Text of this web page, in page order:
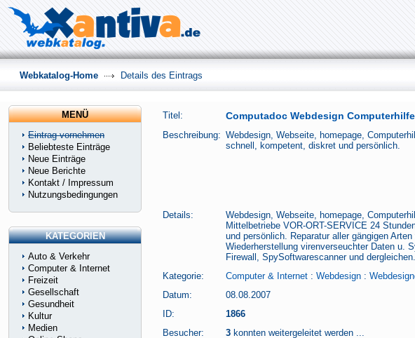
Titel: Computadoc Webdesign Computerhilfe
Beschreibung: Webdesign, Webseite, homepage,
schnell, kompetent, diskret und persönlich.
Details:
Webdesign, Webseite, homepage,
Mittelbetriebe VOR-ORT-SERVICE 24
und persönlich. Reparatur aller gängigen
Wiederherstellung virenverseuchter Daten u.
Firewall, SpySoftwarescanner und dergleichen.
Kategorie:
Computer & Internet : Webdesign :
Datum:
08.08.2007
ID:
1866
Besucher:
3 konnten weitergeleitet werden ...
Webkatalog-Home Details des Eintrags
MENÜ
Eintrag vornehmen
Beliebteste Einträge
Neue Einträge
Neue Berichte
Kontakt / Impressum
Nutzungsbedingungen
KATEGORIEN
Auto & Verkehr
Computer & Internet
Freizeit
Gesellschaft
Gesundheit
Kultur
Medien